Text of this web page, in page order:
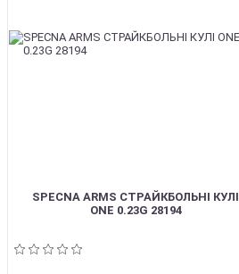
SPECNA ARMS СТРАЙКБОЛЬНІ КУЛІ
ONE 0.23G 28194